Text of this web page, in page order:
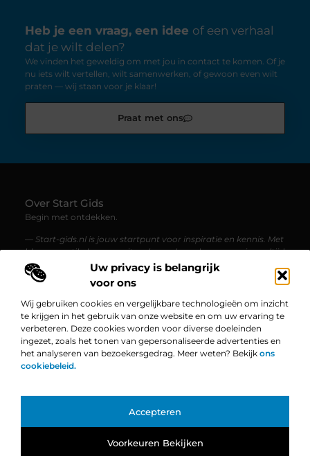
Uw privacy is belangrijk
voor ons
Wij gebruiken cookies en vergelijkbare technologieën om inzicht
te krijgen in het gebruik van onze website en om uw ervaring te
verbeteren. Deze cookies worden voor diverse doeleinden
ingezet, zoals het tonen van gepersonaliseerde advertenties en
het analyseren van bezoekersgedrag. Meer weten? Bekijk ons
cookiebeleid.
Accepteren
Voorkeuren Bekijken
Heb je een vraag, een idee of een verhaal
dat je wilt delen?
We vinden het geweldig om met jou in contact te komen. Of je
nu iets wilt vertellen, wilt samenwerken, of gewoon even wilt
praten — wij staan voor je klaar!
Praat met ons
Over Start Gids
Begin met ontdekken.
— Start-gids.nl is jouw startpunt voor inspiratie en kennis. Met
blogs en artikelen over uiteenlopende onderwerpen, is er altijd
iets nieuws te lezen.
Onze informatie
www.start-gids.nl.All Right Reserved.